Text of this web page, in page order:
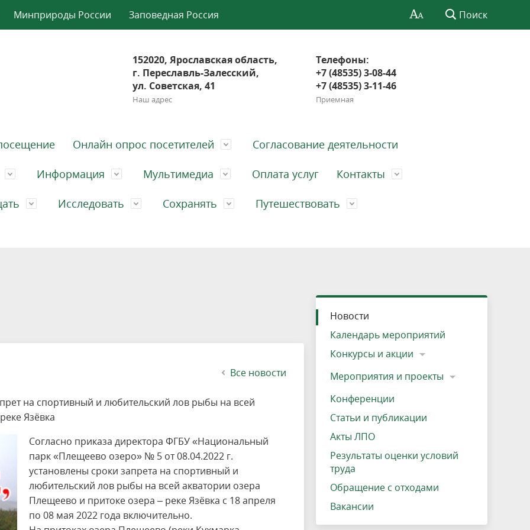
Минприроды России Заповедная Россия Поиск
152020, Ярославская область,
г. Переславль-Залесский,
ул. Советская, 41
Наш адрес
Телефоны:
+7 (48535) 3-08-44
+7 (48535) 3-11-46
Приемная
Озеро Плещеево
Вакансии
Онлайн опрос посетителей Согласование деятельности
Экологические тропы и туристские
маршруты
на озере Зоны для парусного спорта
Прокат велосипедов
Адрес, телефон, схема проезда
Информация
Результаты оценки условий труда
Мультимедиа Оплата услуг Контакты
Интерактивная карта
Исследовать Сохранять
Кадастр объектов животного мира, не
отнесенных к объектам охоты
Интерактивная карта
Путешествовать
Все новости
на спортивный и любительский лов рыбы на всей
Язёвка
Согласно приказа директора ФГБУ «Национальный
парк «Плещеево озеро» № 5 от 08.04.2022 г.
установлены сроки запрета на спортивный и
любительский лов рыбы на всей акватории озера
Плещеево и притоке озера – реке Язёвка с 18 апреля
по 08 мая 2022 года включительно.
Новости
Календарь мероприятий
Конкурсы и акции
Мероприятия и проекты
Конференции
Статьи и публикации
Акты ЛПО
Результаты оценки условий
труда
Обращение с отходами
Вакансии